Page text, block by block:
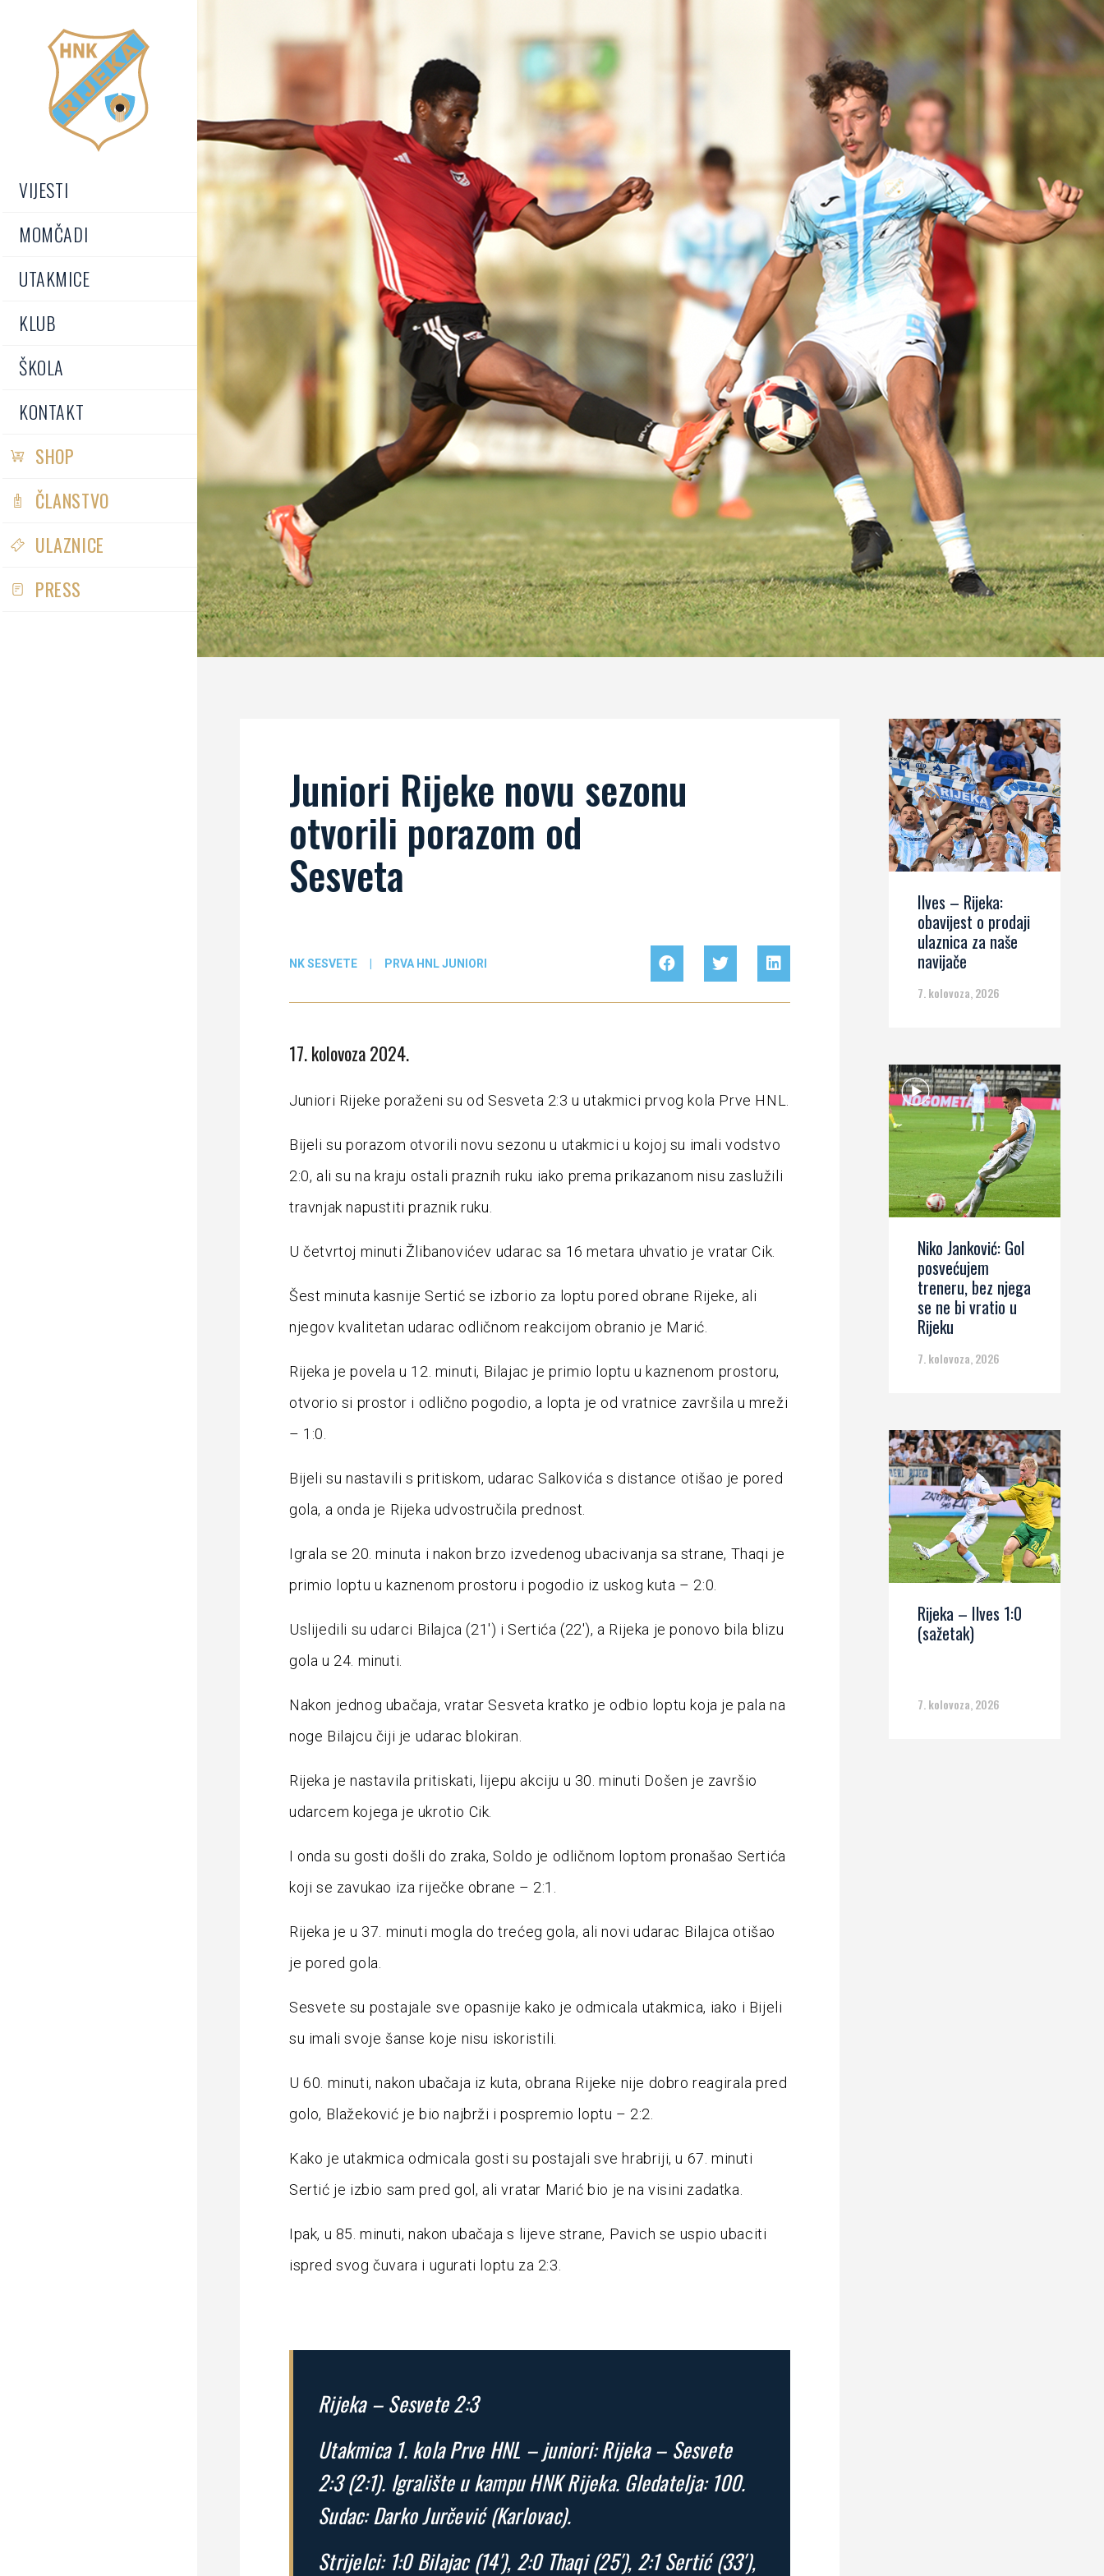
VIJESTI
MOMČADI
UTAKMICE
KLUB
ŠKOLA
KONTAKT
SHOP
ČLANSTVO
ULAZNICE
PRESS
Juniori Rijeke novu sezonu
otvorili porazom od
Sesveta
NK SESVETE PRVA HNL JUNIORI
17. kolovoza 2024.
Juniori Rijeke poraženi su od Sesveta 2:3 u utakmici prvog kola Prve HNL.
Bijeli su porazom otvorili novu sezonu u utakmici u kojoj su imali vodstvo
2:0, ali su na kraju ostali praznih ruku iako prema prikazanom nisu zaslužili
travnjak napustiti praznik ruku.
U četvrtoj minuti Žlibanovićev udarac sa 16 metara uhvatio je vratar Cik.
Šest minuta kasnije Sertić se izborio za loptu pored obrane Rijeke, ali
njegov kvalitetan udarac odličnom reakcijom obranio je Marić.
Rijeka je povela u 12. minuti, Bilajac je primio loptu u kaznenom prostoru,
otvorio si prostor i odlično pogodio, a lopta je od vratnice završila u mreži
– 1:0.
Bijeli su nastavili s pritiskom, udarac Salkovića s distance otišao je pored
gola, a onda je Rijeka udvostručila prednost.
Igrala se 20. minuta i nakon brzo izvedenog ubacivanja sa strane, Thaqi je
primio loptu u kaznenom prostoru i pogodio iz uskog kuta – 2:0.
Uslijedili su udarci Bilajca (21′) i Sertića (22′), a Rijeka je ponovo bila blizu
gola u 24. minuti.
Nakon jednog ubačaja, vratar Sesveta kratko je odbio loptu koja je pala na
noge Bilajcu čiji je udarac blokiran.
Rijeka je nastavila pritiskati, lijepu akciju u 30. minuti Došen je završio
udarcem kojega je ukrotio Cik.
I onda su gosti došli do zraka, Soldo je odličnom loptom pronašao Sertića
koji se zavukao iza riječke obrane – 2:1.
Rijeka je u 37. minuti mogla do trećeg gola, ali novi udarac Bilajca otišao
je pored gola.
Sesvete su postajale sve opasnije kako je odmicala utakmica, iako i Bijeli
su imali svoje šanse koje nisu iskoristili.
U 60. minuti, nakon ubačaja iz kuta, obrana Rijeke nije dobro reagirala pred
golo, Blažeković je bio najbrži i pospremio loptu – 2:2.
Kako je utakmica odmicala gosti su postajali sve hrabriji, u 67. minuti
Sertić je izbio sam pred gol, ali vratar Marić bio je na visini zadatka.
Ipak, u 85. minuti, nakon ubačaja s lijeve strane, Pavich se uspio ubaciti
ispred svog čuvara i ugurati loptu za 2:3.
Rijeka – Sesvete 2:3
Utakmica 1. kola Prve HNL – juniori: Rijeka – Sesvete
2:3 (2:1). Igralište u kampu HNK Rijeka. Gledatelja: 100.
Sudac: Darko Jurčević (Karlovac).
Strijelci: 1:0 Bilajac (14′), 2:0 Thaqi (25′), 2:1 Sertić (33′),
Ilves – Rijeka:
obavijest o prodaji
ulaznica za naše
navijače
7. kolovoza, 2026
Niko Janković: Gol
posvećujem
treneru, bez njega
se ne bi vratio u
Rijeku
7. kolovoza, 2026
Rijeka – Ilves 1:0
(sažetak)
7. kolovoza, 2026